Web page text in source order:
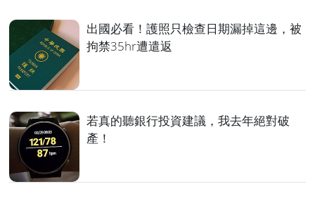
出國必看！護照只檢查日期漏掉這邊，被
拘禁35hr遭遣返
若真的聽銀行投資建議，我去年絕對破
產！